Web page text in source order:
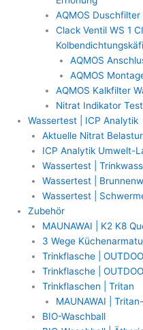
AQMOS
Clack Ventil WS 1
AQMOS
AQMOS
AQMOS Kalkfilter
Nitrat Indikator
Wassertest | ICP Analytik
Aktuelle Nitrat
ICP Analytik Umwelt-
Wassertest |
Wassertest |
Wassertest |
Zubehör
MAUNAWAI | K2 K8
3 Wege
Trinkflasche |
Trinkflasche |
Trinkflaschen | Tritan
MAUNAWAI |
BIO-Waschball